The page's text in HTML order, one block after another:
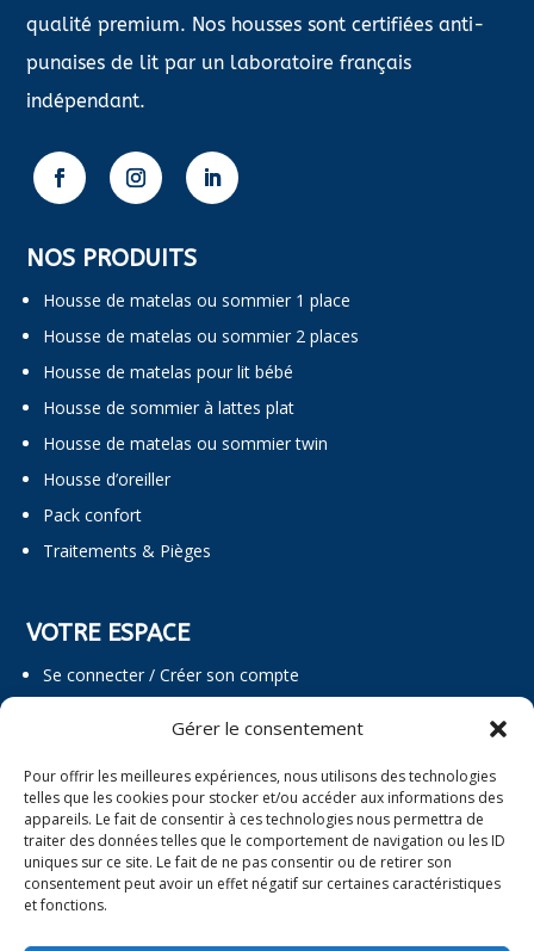
Gérer le consentement
Pour offrir les meilleures expériences, nous utilisons des technologies
telles que les cookies pour stocker et/ou accéder aux informations des
appareils. Le fait de consentir à ces technologies nous permettra de
traiter des données telles que le comportement de navigation ou les ID
uniques sur ce site. Le fait de ne pas consentir ou de retirer son
consentement peut avoir un effet négatif sur certaines caractéristiques
et fonctions.
qualité premium. Nos housses sont certifiées anti-
punaises de lit par un laboratoire français
indépendant.
NOS PRODUITS
Housse de matelas ou sommier 1 place
Housse de matelas ou sommier 2 places
Housse de matelas pour lit bébé
Housse de sommier à lattes plat
Housse de matelas ou sommier twin
Housse d’oreiller
Pack confort
Traitements & Pièges
VOTRE ESPACE
Se connecter / Créer son compte
CONTACT
 06 01 85 61 21
 contact@sanisom.fr